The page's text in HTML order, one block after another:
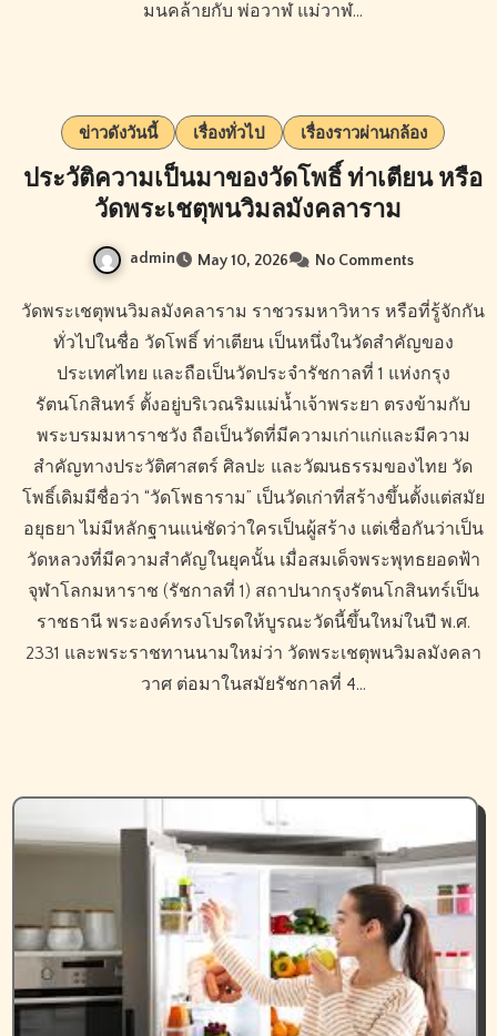
มนคล้ายกับ พ่อวาฬ แม่วาฬ…
ข่าวดังวันนี้ เรื่องทั่วไป เรื่องราวผ่านกล้อง
ประวัติความเป็นมาของวัดโพธิ์ ท่าเตียน หรือ
วัดพระเชตุพนวิมลมังคลาราม
admin May 10, 2026 No Comments
วัดพระเชตุพนวิมลมังคลาราม ราชวรมหาวิหาร หรือที่รู้จักกัน
ทั่วไปในชื่อ วัดโพธิ์ ท่าเตียน เป็นหนึ่งในวัดสำคัญของ
ประเทศไทย และถือเป็นวัดประจำรัชกาลที่ 1 แห่งกรุง
รัตนโกสินทร์ ตั้งอยู่บริเวณริมแม่น้ำเจ้าพระยา ตรงข้ามกับ
พระบรมมหาราชวัง ถือเป็นวัดที่มีความเก่าแก่และมีความ
สำคัญทางประวัติศาสตร์ ศิลปะ และวัฒนธรรมของไทย วัด
โพธิ์เดิมมีชื่อว่า “วัดโพธาราม” เป็นวัดเก่าที่สร้างขึ้นตั้งแต่สมัย
อยุธยา ไม่มีหลักฐานแน่ชัดว่าใครเป็นผู้สร้าง แต่เชื่อกันว่าเป็น
วัดหลวงที่มีความสำคัญในยุคนั้น เมื่อสมเด็จพระพุทธยอดฟ้า
จุฬาโลกมหาราช (รัชกาลที่ 1) สถาปนากรุงรัตนโกสินทร์เป็น
ราชธานี พระองค์ทรงโปรดให้บูรณะวัดนี้ขึ้นใหม่ในปี พ.ศ.
2331 และพระราชทานนามใหม่ว่า วัดพระเชตุพนวิมลมังคลา
วาศ ต่อมาในสมัยรัชกาลที่ 4…